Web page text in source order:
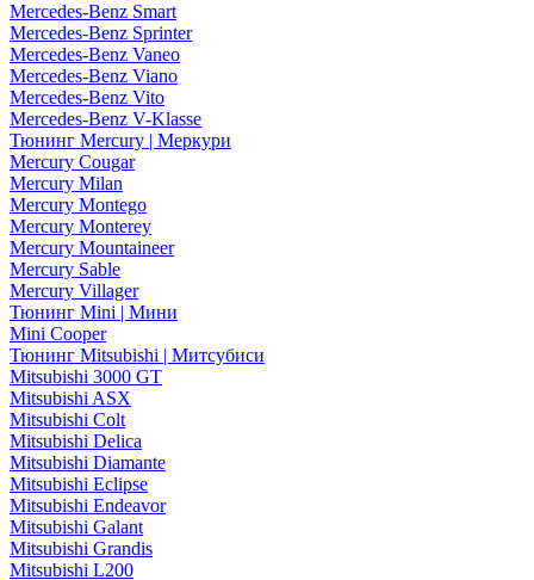
Mercedes-Benz Smart
Mercedes-Benz Sprinter
Mercedes-Benz Vaneo
Mercedes-Benz Viano
Mercedes-Benz Vito
Mercedes-Benz V-Klasse
Тюнинг Mercury | Меркури
Mercury Cougar
Mercury Milan
Mercury Montego
Mercury Monterey
Mercury Mountaineer
Mercury Sable
Mercury Villager
Тюнинг Mini | Мини
Mini Cooper
Тюнинг Mitsubishi | Митсубиси
Mitsubishi 3000 GT
Mitsubishi ASX
Mitsubishi Colt
Mitsubishi Delica
Mitsubishi Diamante
Mitsubishi Eclipse
Mitsubishi Endeavor
Mitsubishi Galant
Mitsubishi Grandis
Mitsubishi L200